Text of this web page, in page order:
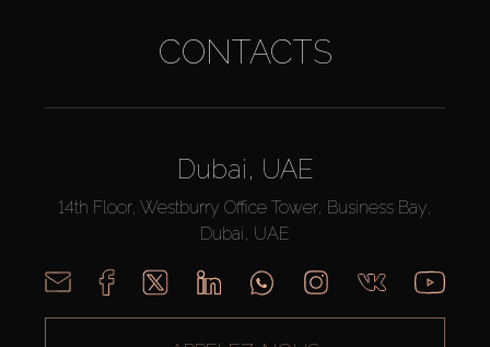
CONTACTS
Dubai, UAE
14th Floor, Westburry Office Tower, Business Bay,
Dubai, UAE